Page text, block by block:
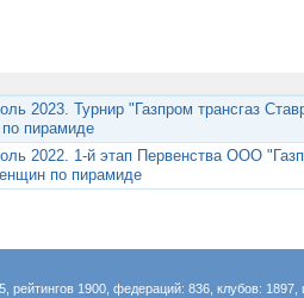
2023. Турнир "Газпром трансгаз
пирамиде
2022. 1-й этап Первенства ООО
по пирамиде
рейтингов 1900, федераций: 836, клубов: